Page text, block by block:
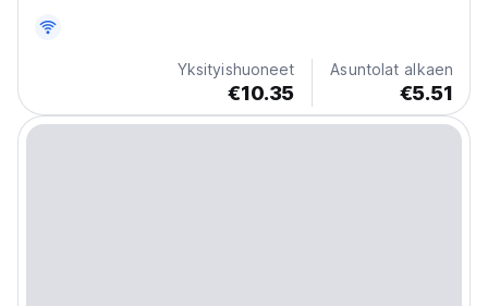
myös parhaan seuran uskomattomaan oleskeluun
Yksityishuoneet
€10.35
Asuntolat alkaen
€5.51